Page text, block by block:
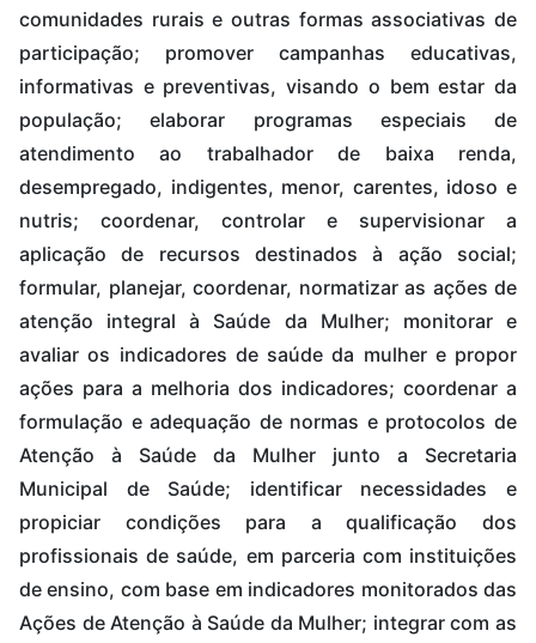
comunidades rurais e outras formas associativas de
participação; promover campanhas educativas,
informativas e preventivas, visando o bem estar da
população; elaborar programas especiais de
atendimento ao trabalhador de baixa renda,
desempregado, indigentes, menor, carentes, idoso e
nutris; coordenar, controlar e supervisionar a
aplicação de recursos destinados à ação social;
formular, planejar, coordenar, normatizar as ações de
atenção integral à Saúde da Mulher; monitorar e
avaliar os indicadores de saúde da mulher e propor
ações para a melhoria dos indicadores; coordenar a
formulação e adequação de normas e protocolos de
Atenção à Saúde da Mulher junto a Secretaria
Municipal de Saúde; identificar necessidades e
propiciar condições para a qualificação dos
profissionais de saúde, em parceria com instituições
de ensino, com base em indicadores monitorados das
Ações de Atenção à Saúde da Mulher; integrar com as